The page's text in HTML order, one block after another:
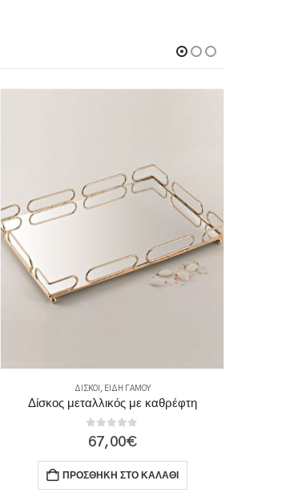
ΔΊΣΚΟΙ ΕΊΔΗ ΓΆΜΟΥ
Δίσκος μεταλλικός με καθρέφτη
0out of 5
67,00€
ΠΡΟΣΘΉΚΗ ΣΤΟ ΚΑΛΆΘΙ